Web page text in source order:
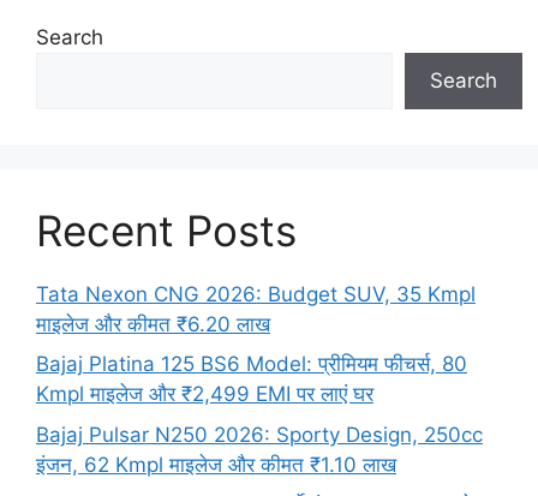
Search
Search
Recent Posts
Tata Nexon CNG 2026: Budget SUV, 35 Kmpl
माइलेज और कीमत ₹6.20 लाख
Bajaj Platina 125 BS6 Model: प्रीमियम फीचर्स, 80
Kmpl माइलेज और ₹2,499 EMI पर लाएं घर
Bajaj Pulsar N250 2026: Sporty Design, 250cc
इंजन, 62 Kmpl माइलेज और कीमत ₹1.10 लाख